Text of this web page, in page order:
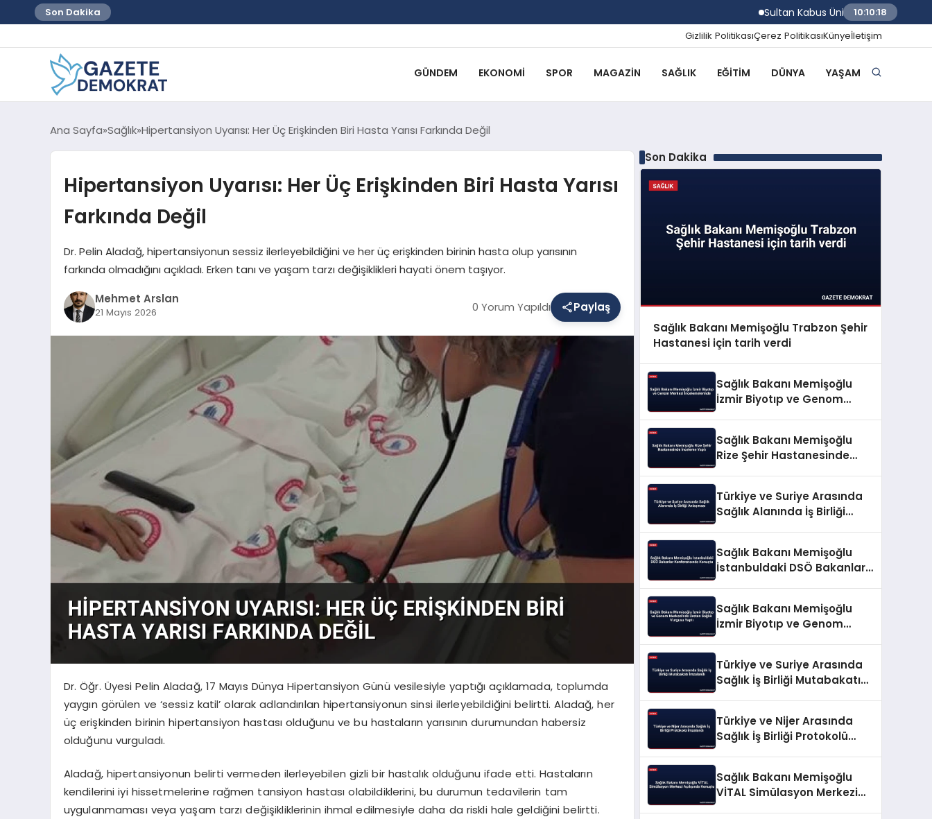
Son Dakika Sultan Kabus Üniversitesi Afaq Programı
10:10:19
Gizlilik PolitikasıÇerez PolitikasıKünyeİletişim
GÜNDEM EKONOMI SPOR MAGAZIN SAĞLIK EĞITIM DÜNYA YAŞAM
Ana Sayfa Sağlık Hipertansiyon Uyarısı: Her Üç Erişkinden Biri Hasta Yarısı Farkında Değil
Hipertansiyon Uyarısı: Her Üç Erişkinden Biri Hasta Yarısı
Farkında Değil
Dr. Pelin Aladağ, hipertansiyonun sessiz ilerleyebildiğini ve her üç erişkinden birinin hasta olup yarısının
farkında olmadığını açıkladı. Erken tanı ve yaşam tarzı değişiklikleri hayati önem taşıyor.
Mehmet Arslan
21 Mayıs 2026 0 Yorum Yapıldı Paylaş
Dr. Öğr. Üyesi Pelin Aladağ, 17 Mayıs Dünya Hipertansiyon Günü vesilesiyle yaptığı açıklamada, toplumda
yaygın görülen ve ‘sessiz katil’ olarak adlandırılan hipertansiyonun sinsi ilerleyebildiğini belirtti. Aladağ, her
üç erişkinden birinin hipertansiyon hastası olduğunu ve bu hastaların yarısının durumundan habersiz
olduğunu vurguladı.
Aladağ, hipertansiyonun belirti vermeden ilerleyebilen gizli bir hastalık olduğunu ifade etti. Hastaların
kendilerini iyi hissetmelerine rağmen tansiyon hastası olabildiklerini, bu durumun tedavilerin tam
uygulanmaması veya yaşam tarzı değişikliklerinin ihmal edilmesiyle daha da riskli hale geldiğini belirtti.
Son Dakika
Sağlık Bakanı Memişoğlu Trabzon Şehir
Hastanesi için tarih verdi
Sağlık Bakanı Memişoğlu
İzmir Biyotıp ve Genom
Sağlık Bakanı Memişoğlu
Rize Şehir Hastanesinde
Türkiye ve Suriye Arasında
Sağlık Alanında İş Birliği
Sağlık Bakanı Memişoğlu
İstanbuldaki DSÖ Bakanlar
Sağlık Bakanı Memişoğlu
İzmir Biyotıp ve Genom
Türkiye ve Suriye Arasında
Sağlık İş Birliği Mutabakatı
Türkiye ve Nijer Arasında
Sağlık İş Birliği Protokolü
Sağlık Bakanı Memişoğlu
VİTAL Simülasyon Merkezi